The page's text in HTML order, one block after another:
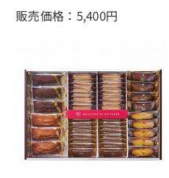
販売価格：5,400円